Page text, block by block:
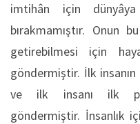
imtihân için
bırakmamıştır. Onun
getirebilmesi için
göndermiştir. İlk insanın
ve ilk insanı ilk
göndermiştir. İnsanlık